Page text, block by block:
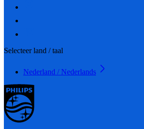
Selecteer land / taal
Nederland / Nederlands